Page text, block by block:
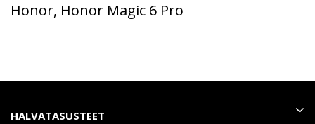
Honor, Honor Magic 6 Pro
HALVATASUSTEET